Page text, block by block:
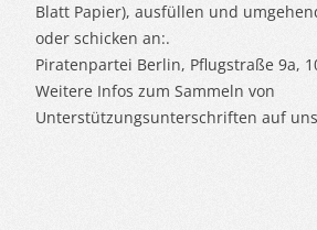
Blatt Papier), ausfüllen und
oder schicken an:.
Piratenpartei Berlin, Pflugstraße 9a,
Weitere Infos zum Sammeln von
Unterstützungsunterschriften auf